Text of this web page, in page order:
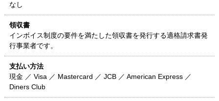
なし
領収書
インボイス制度の要件を満たした領収書を発行する適格請求書発
行事業者です。
支払い方法
現金 ／ Visa ／ Mastercard ／ JCB ／ American Express ／
Diners Club